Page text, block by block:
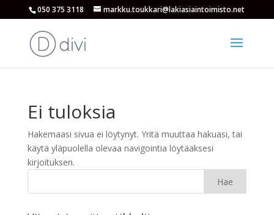
050 375 3118 markku.toukkari@lakiasiaintoimisto.net
Ei tuloksia
Hakemaasi sivua ei löytynyt. Yritä muuttaa hakuasi, tai
käytä yläpuolella olevaa navigointia löytääksesi
kirjoituksen.